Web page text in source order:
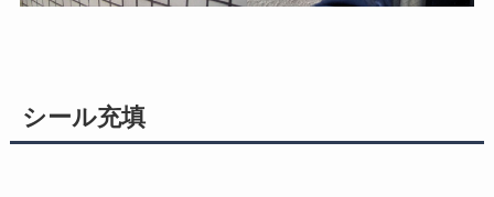
シール充填